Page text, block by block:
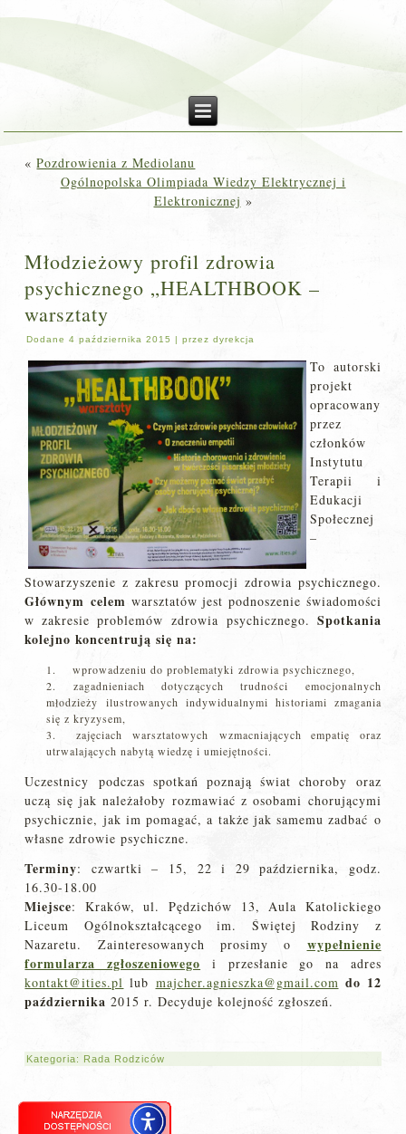
«Pozdrowienia z Mediolanu
Ogólnopolska Olimpiada Wiedzy Elektrycznej i
Elektronicznej »
Młodzieżowy profil zdrowia
psychicznego „HEALTHBOOK –
warsztaty
Dodane 4 października 2015 |przez dyrekcja
To autorski
projekt
opracowany
przez
członków
Instytutu
Terapii i
Edukacji
Społecznej
–
Stowarzyszenie z zakresu promocji zdrowia psychicznego.
Głównym celem warsztatów jest podnoszenie świadomości
w zakresie problemów zdrowia psychicznego. Spotkania
kolejno koncentrują się na:
wprowadzeniu do problematyki zdrowia psychicznego,
2. zagadnieniach dotyczących trudności emocjonalnych
młodzieży ilustrowanych indywidualnymi historiami zmagania
się z kryzysem,
3. zajęciach warsztatowych wzmacniających empatię oraz
utrwalających nabytą wiedzę i umiejętności.
Uczestnicy podczas spotkań poznają świat choroby oraz
uczą się jak należałoby rozmawiać z osobami chorującymi
psychicznie, jak im pomagać, a także jak samemu zadbać o
własne zdrowie psychiczne.
Terminy: czwartki – 15, 22 i 29 października, godz.
16.30-18.00
Miejsce: Kraków, ul. Pędzichów 13, Aula Katolickiego
Liceum Ogólnokształcącego im. Świętej Rodziny z
Nazaretu. Zainteresowanych prosimy o wypełnienie
formularza zgłoszeniowego i przesłanie go na adres
kontakt@ities.pl lub majcher.agnieszka@gmail.com do 12
października 2015 r. Decyduje kolejność zgłoszeń.
Kategoria: Rada Rodziców